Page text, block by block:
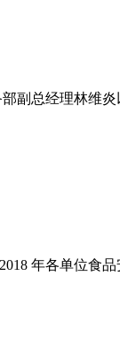
副总经理林维
年各单位食